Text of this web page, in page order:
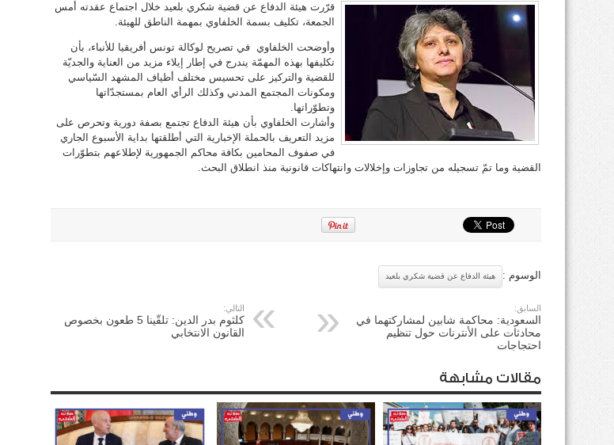
قرّرت هيئة الدفاع عن قضية شكري بلعيد خلال اجتماع عقدته أمس
الجمعة، تكليف بسمة الخلفاوي بمهمة الناطق للهيئة.
وأوضحت الخلفاوي في تصريح لوكالة تونس أفريقيا للأنباء، بأن
تكليفها بهذه المهمّة يندرج في إطار إيلاء مزيد من العناية والجديّة
للقضية والتركيز على تحسيس مختلف أطياف المشهد السّياسي
ومكونات المجتمع المدني وكذلك الرأي العام بمستجدّاتها
وتطوّراتها.
وأشارت الخلفاوي بأن هيئة الدفاع تجتمع بصفة دورية وتحرص على
مزيد التعريف بالحملة الإخبارية التي أطلقتها بداية الأسبوع الجاري
في صفوف المحامين بكافة محاكم الجمهورية لإطلاعهم بتطوّرات
القضية وما تمّ تسجيله من تجاوزات وإخلالات وانتهاكات قانونية منذ انطلاق البحث.
الوسوم : هيئة الدفاع عن قضية شكري بلعيد
السابق:
السعودية: محاكمة شابين لمشاركتهما في
محادثات على الأنترنات حول تنظيم
احتجاجات
التالي:
كلثوم بدر الدين: تلقّينا 5 طعون بخصوص
القانون الانتخابي
مقالات مشابهة